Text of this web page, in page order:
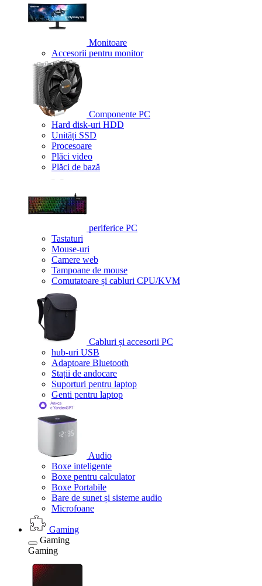
Monitoare
Accesorii pentru monitor
Componente PC
Hard disk-uri HDD
Unități SSD
Procesoare
Plăci video
Plăci de bază
periferice PC
Tastaturi
Mouse-uri
Camere web
Tampoane de mouse
Comutatoare și cabluri CPU/KVM
Cabluri și accesorii PC
hub-uri USB
Adaptoare Bluetooth
Stații de andocare
Suporturi pentru laptop
Genti pentru laptop
Audio
Boxe inteligente
Boxe pentru calculator
Boxe Portabile
Bare de sunet și sisteme audio
Microfoane
Gaming
Gaming
Gaming